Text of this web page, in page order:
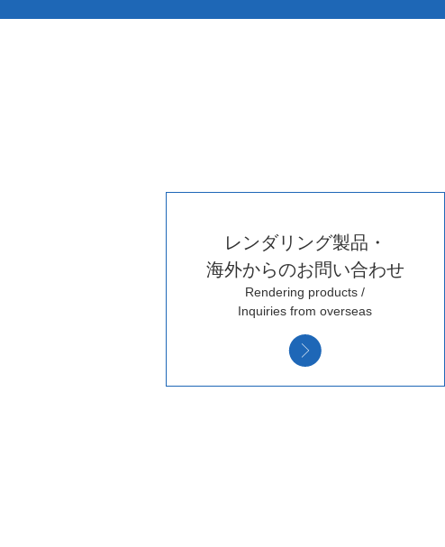
レンダリング製品・
海外からのお問い合わせ
Rendering products /
Inquiries from overseas